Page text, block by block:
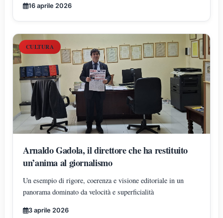
16 aprile 2026
CULTURA
Arnaldo Gadola, il direttore che ha restituito
un’anima al giornalismo
Un esempio di rigore, coerenza e visione editoriale in un
panorama dominato da velocità e superficialità
3 aprile 2026